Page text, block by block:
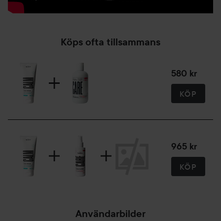
Köps ofta tillsammans
580 kr
KÖP
965 kr
KÖP
Användarbilder